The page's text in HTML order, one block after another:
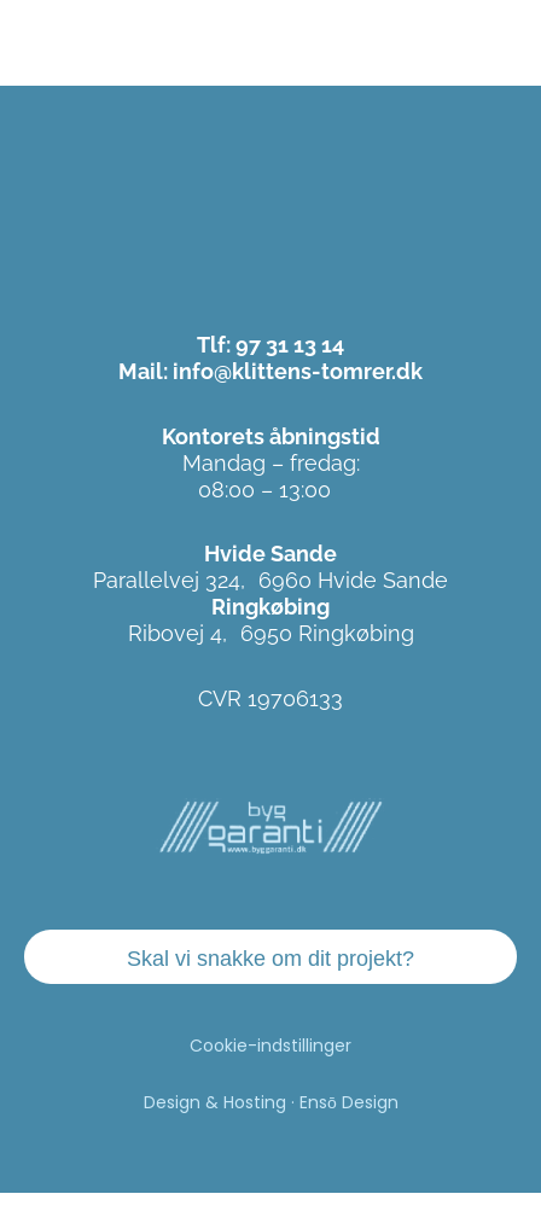
Tlf: 97 31 13 14
Mail: info@klittens-tomrer.dk
Kontorets åbningstid
Mandag – fredag:
08:00 – 13:00
Hvide Sande
Parallelvej 324, 6960 Hvide Sande
Ringkøbing
Ribovej 4, 6950 Ringkøbing
CVR 19706133
Skal vi snakke om dit projekt?
Cookie-indstillinger
Design & Hosting · Ensō Design